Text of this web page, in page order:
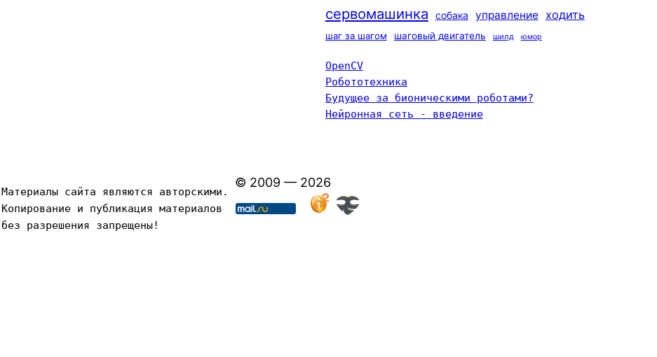
сервомашинка собака управление ходить
шаг за шагом шаговый двигатель шилд юмор
OpenCV
Робототехника
Будущее за бионическими роботами?
Нейронная сеть - введение
Материалы сайта являются авторскими.
Копирование и публикация материалов
без разрешения запрещены!
© 2009 — 2026